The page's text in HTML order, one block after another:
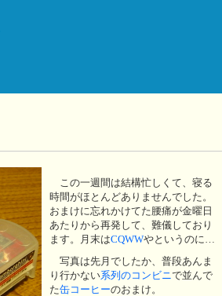
この一週間は結構忙しくて、寝る
時間がほとんどありませんでした。
おまけに忘れかけてた腰痛が金曜日
あたりから再発して、難儀しており
ます。月末はCQWWやというのに…
写真は先月でしたか、普段あんま
り行かない系列のコンビニ で並んで
た缶コーヒーのおまけ。